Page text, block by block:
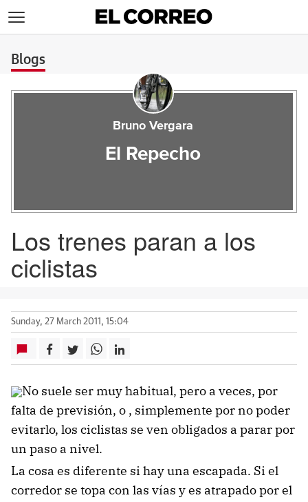
Blogs
Bruno Vergara
El Repecho
Los trenes paran a los
ciclistas
Sunday, 27 March 2011, 15:04
No suele ser muy habitual, pero a veces, por
falta de previsión, o , simplemente por no poder
evitarlo, los ciclistas se ven obligados a parar por
un paso a nivel.
La cosa es diferente si hay una escapada. Si el
corredor se topa con las vías y es atrapado por el